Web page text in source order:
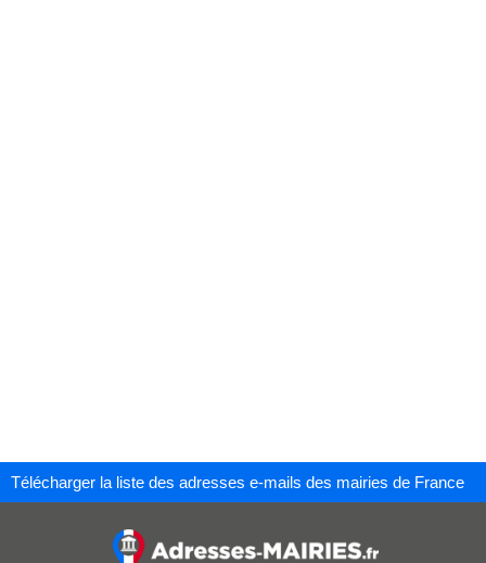
Télécharger la liste des adresses e-mails des mairies de France